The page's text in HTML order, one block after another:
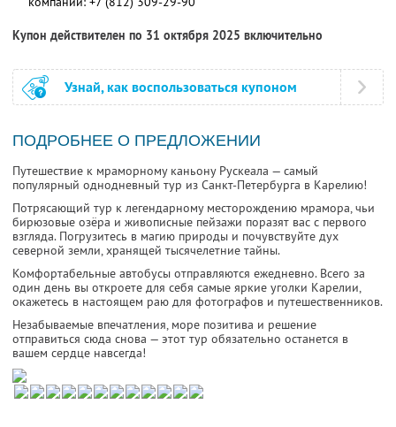
Купон действителен по 31 октября 2025 включительно
Узнай, как воспользоваться купоном
ПОДРОБНЕЕ О ПРЕДЛОЖЕНИИ
Путешествие к мраморному каньону Рускеала — самый
популярный однодневный тур из Санкт-Петербурга в Карелию!
Потрясающий тур к легендарному месторождению мрамора, чьи
бирюзовые озёра и живописные пейзажи поразят вас с первого
взгляда. Погрузитесь в магию природы и почувствуйте дух
северной земли, хранящей тысячелетние тайны.
Комфортабельные автобусы отправляются ежедневно. Всего за
один день вы откроете для себя самые яркие уголки Карелии,
окажетесь в настоящем раю для фотографов и путешественников.
Незабываемые впечатления, море позитива и решение
отправиться сюда снова — этот тур обязательно останется в
вашем сердце навсегда!